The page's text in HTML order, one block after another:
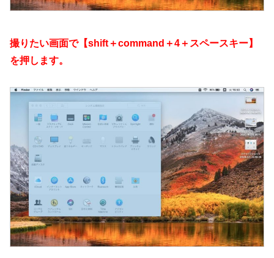
撮りたい画面で【shift＋command＋4＋スペースキー】
を押します。